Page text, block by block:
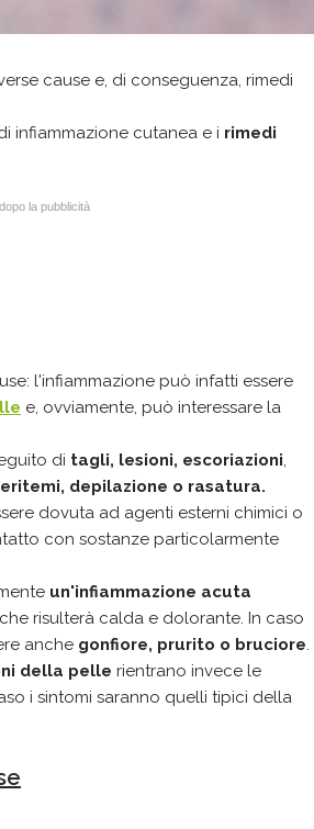
cause e, di conseguenza, rimedi
infiammazione cutanea e i rimedi
la pubblicità
l'infiammazione può infatti essere
e, ovviamente, può interessare la
di tagli, lesioni, escoriazioni,
depilazione o rasatura.
dovuta ad agenti esterni chimici o
con sostanze particolarmente
un'infiammazione acuta
risulterà calda e dolorante. In caso
anche gonfiore, prurito o bruciore.
della pelle rientrano invece le
i sintomi saranno quelli tipici della